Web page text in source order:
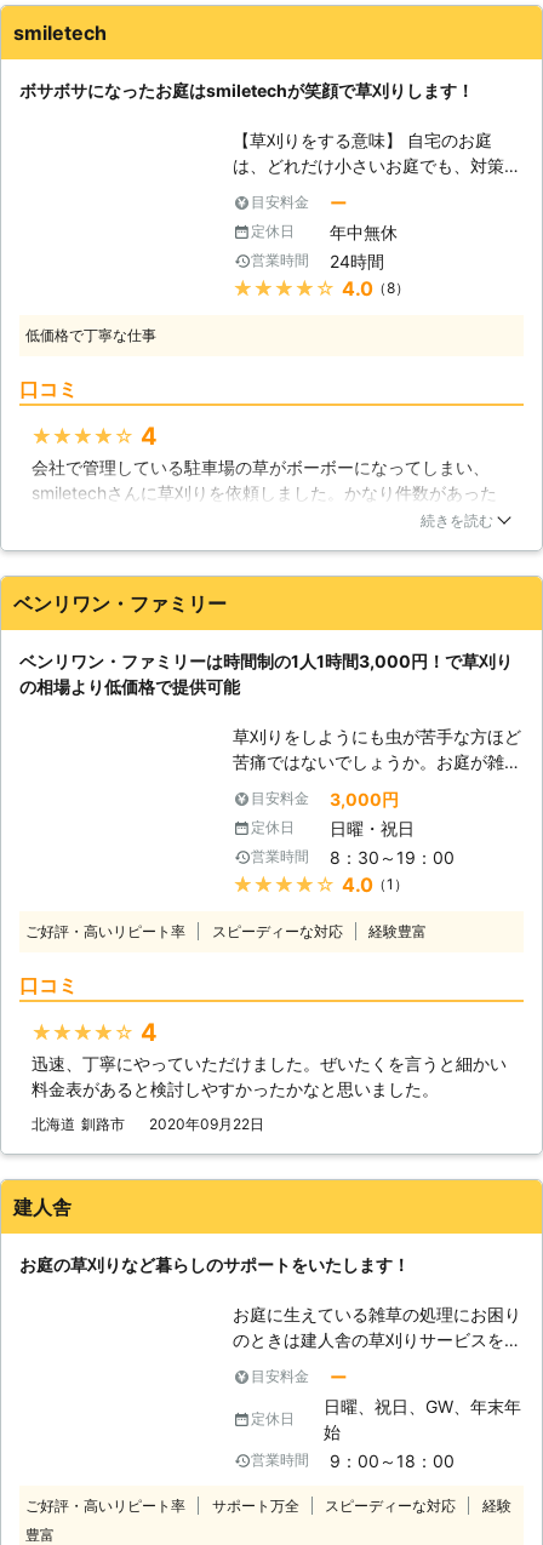
うならないためには、面倒な作業はす
べて専門の業者である草刈り110番に
本全国に数多くの加盟店を提携してお
りますので、どのような地域にお住ま
いでも全力でサポートいたします。
稼働していますので、急なご依頼にも
迅速に対応させていただきます。 経
験豊富な現地スタッフが、近隣のご迷
smiletech
ボサボサになったお庭はsmiletechが笑顔で草刈りします！
【草刈りをする意味】 自宅のお庭
は、どれだけ小さいお庭でも、対策を
していない限り雑草が生えてきてしま
います。雑草をそのままにしておく
と、蚊などの害虫の発生や、お隣の敷
地や道路に侵入してしまうと多くの方
に迷惑をかける事となってしまうでし
の準備が必要です。草刈り鎌や草刈り
機の他、作業中の怪我や害虫被害を防
ぐ為の長袖長ズボンの作業着も用意し
なければなりません。さらに熱中症対
策に帽子も用意する必要もあり、準備
しなければならず、すぐに終わる作業
ではありません。これだけの準備と作
業を行う為、草刈りはかなり時間を費
やして行う事になるのです。
【smiletechが草刈りをおこないま
す！】 草刈りは時間と労力がかかる
大変な作業です。Smiletechにお任せ
いただければ、お客様に代わってお庭
の雑草を綺麗に刈らせて頂きます！面
倒な草刈りはsmiletechにご依頼頂け
中症の心配も不要です！お庭の剪定・
目安料金 ー
定休日 年中無休
営業時間 24時間
★★★★★ 4.0（8）
低価格で丁寧な仕事
口コミ
★★★★★ 4
会社で管理している駐車場の草がボーボーになってしまい、
smiletechさんに草刈りを依頼しました。かなり件数があった
のですが、スピーディに作業を進めて下さりあっという間に綺
格だったのがより嬉しいポイントでした。
北海道 札幌市豊平区 2016年12月27日
続きを読む
ベンリワン・ファミリー
ベンリワン・ファミリーは時間制の1人1時間3,000円！で草刈り
の相場より低価格で提供可能
草刈りをしようにも虫が苦手な方ほど
苦痛ではないでしょうか。お庭が雑草
で荒れているとケムシなどの害虫にと
って快適な環境になります。そして、
夏場などは害虫が大量発生する恐れが
あるので虫が苦手なほど地獄に感じる
ことでしょう。 しかし、草刈り程度
ますよね。ご安心ください！そのお悩
せて対応できる理由があります。
【弊社は1人1時間3,000円の時間制料
金体系！相場より安い料金で提供しま
ると非常にお得と言えます。お値段を
弊社まで草刈りをご依頼ください。
しかし、1時間3,000円とは言っても
草刈りの施工時間なんてわからないも
のですよね。草刈りの施工時間や料金
が気になる方に、それらを簡単に把握
できるサービスを無料で提供中です。
【無料お見積りなのでお客様のお財布
事情に合わせて対応できます】 施工
目安料金 3,000円
定休日 日曜・祝日
営業時間 8：30～19：00
★★★★★ 4.0（1）
ご好評・高いリピート率 スピーディーな対応 経験豊富
口コミ
★★★★★ 4
迅速、丁寧にやっていただけました。ぜいたくを言うと細かい
料金表があると検討しやすかったかなと思いました。
北海道 釧路市 2020年09月22日
建人舎
お庭の草刈りなど暮らしのサポートをいたします！
お庭に生えている雑草の処理にお困り
のときは建人舎の草刈りサービスをご
利用ください。大量の雑草はお庭の景
観を損ねてしまい、虫の発生やアレル
ギーの原因となってしまうこともあり
ます。 建人舎ではお客様の暮らしの
サポートとして草刈りのご依頼を受け
付けております。お庭の雑草をすみず
みまできれいにしてすっきりとしたお
目安料金 ー
定休日
日曜、祝日、GW、年末年
始
営業時間 9：00～18：00
ご好評・高いリピート率 サポート万全 スピーディーな対応
経験
豊富